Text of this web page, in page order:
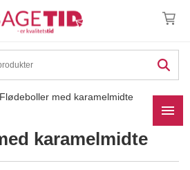
Flødeboller med karamelmidte
karamelmidte